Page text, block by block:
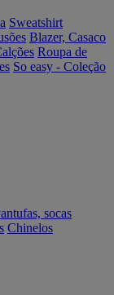
Sweatshirt
Blazer, Casaco
Roupa de
So easy - Coleção
socas
Chinelos